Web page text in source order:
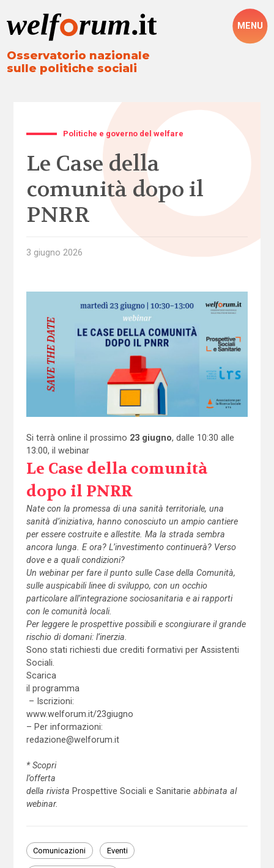
Osservatorio nazionale
sulle politiche sociali
MENU
Politiche e governo del welfare
Le Case della
comunità dopo il
PNRR
3 giugno 2026
Si terrà online il prossimo 23 giugno, dalle 10:30 alle
13:00, il webinar
Le Case della comunità
dopo il PNRR
Nate con la promessa di una sanità territoriale, una
sanità d’iniziativa, hanno conosciuto un ampio cantiere
per essere costruite e allestite. Ma la strada sembra
ancora lunga. E ora? L’investimento continuerà? Verso
dove e a quali condizioni?
Un webinar per fare il punto sulle Case della Comunità,
sulle auspicabili linee di sviluppo, con un occhio
particolare all’integrazione sociosanitaria e ai rapporti
con le comunità locali.
Per leggere le prospettive possibili e scongiurare il grande
rischio di domani: l’inerzia.
Sono stati richiesti due crediti formativi per Assistenti
Sociali.
Scarica
il programma
– Iscrizioni:
www.welforum.it/23giugno
– Per informazioni:
redazione@welforum.it
*Scopri
l’offerta
della rivista Prospettive Sociali e Sanitarie abbinata al
webinar.
Comunicazioni Eventi